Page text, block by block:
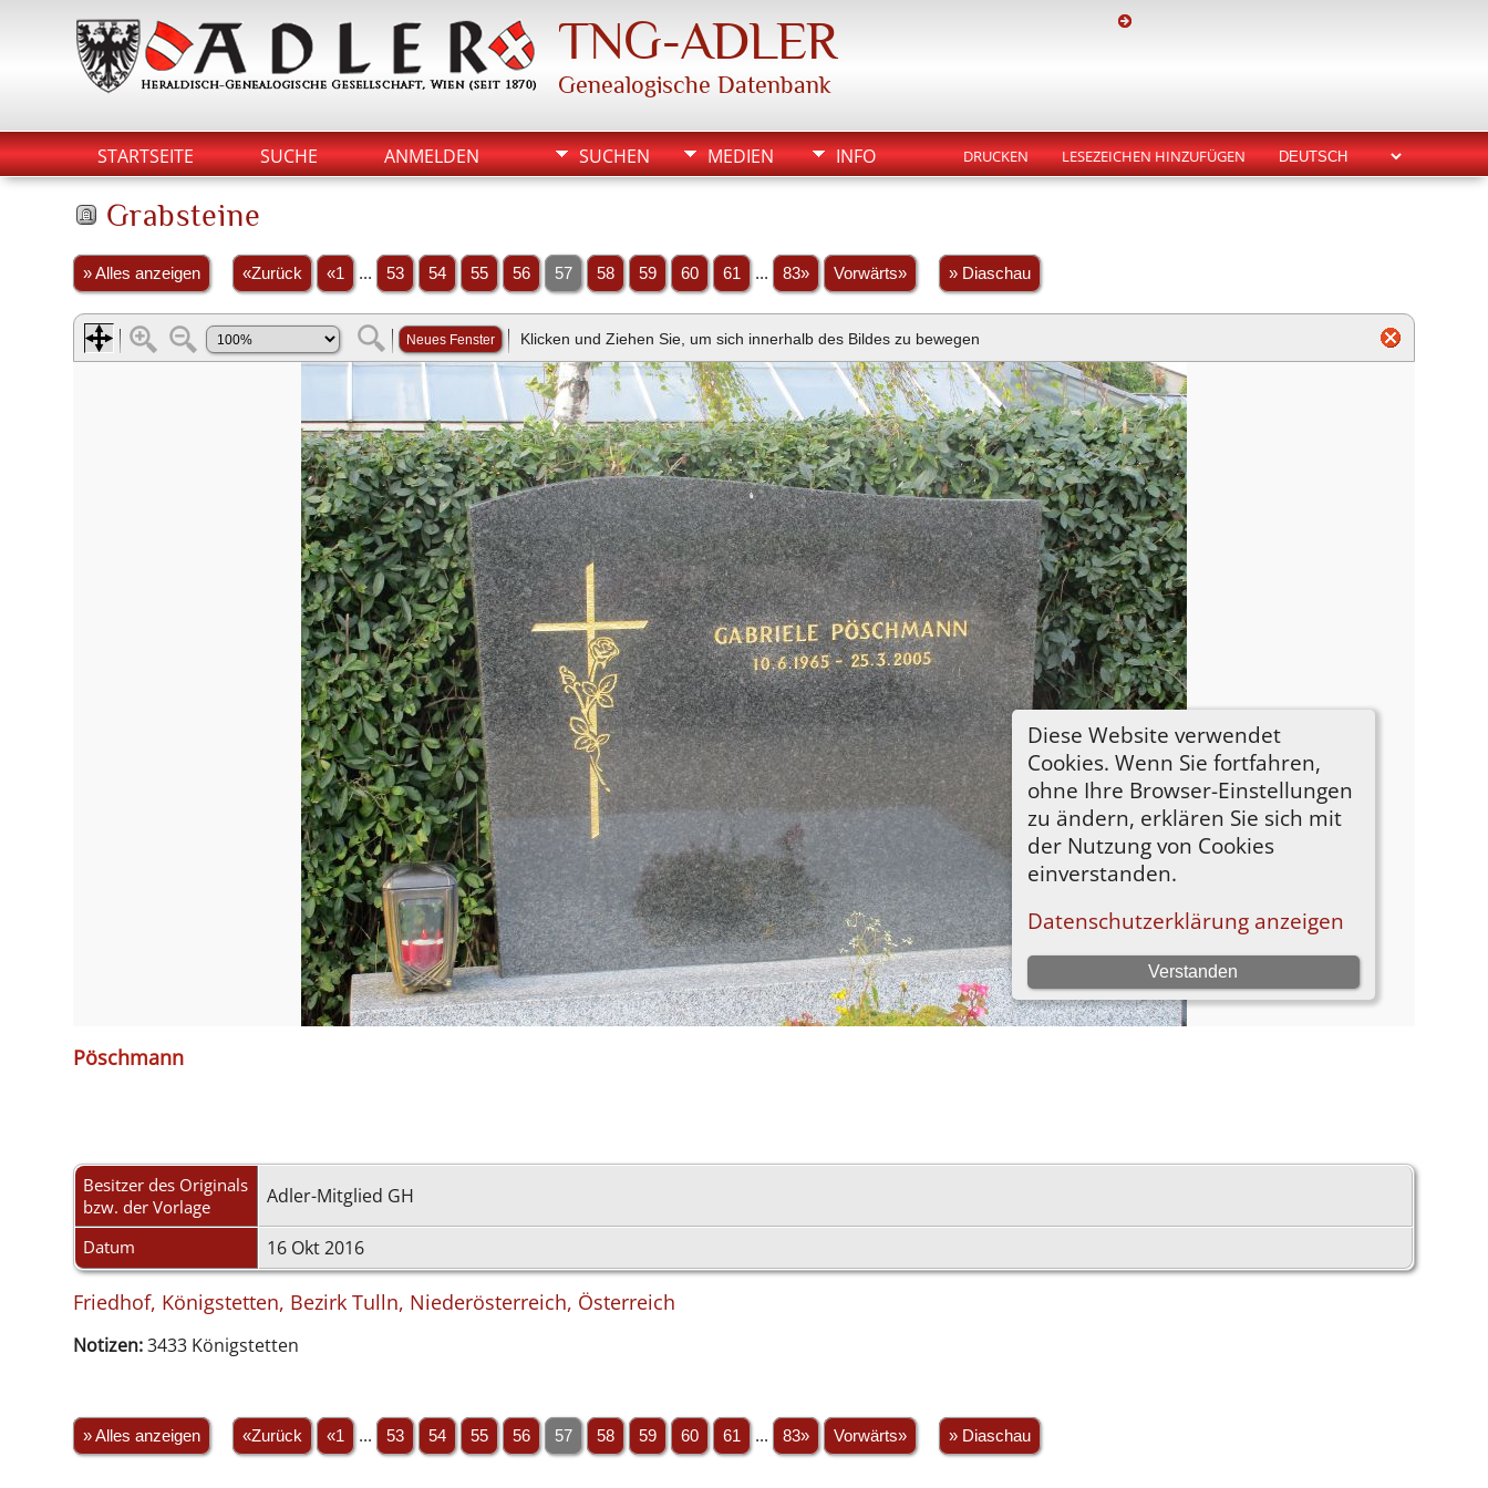
TNG-ADLER
Genealogische Datenbank
STARTSEITE SUCHE ANMELDEN SUCHEN MEDIEN INFO DRUCKEN LESEZEICHEN HINZUFÜGEN
Grabsteine
» Alles anzeigen «Zurück «1 ... 53 54 55 56 57 58 59 60 61 ... 83» Vorwärts» » Diaschau
Pöschmann
Besitzer des Originals
bzw. der Vorlage
Adler-Mitglied GH
Datum 16 Okt 2016
Friedhof, Königstetten, Bezirk Tulln, Niederösterreich, Österreich
Notizen:3433 Königstetten
» Alles anzeigen «Zurück «1 ... 53 54 55 56 57 58 59 60 61 ... 83» Vorwärts» » Diaschau